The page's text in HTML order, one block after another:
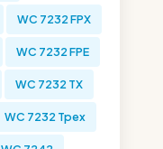
WC 7232 FPX
WC 7232 FPE
WC 7232 TX
WC 7232 Tpex